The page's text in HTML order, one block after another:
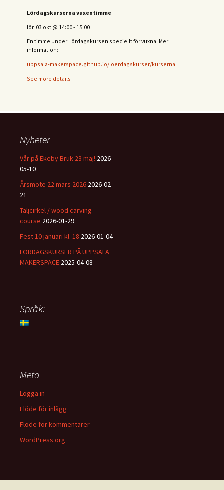
Lördagskurserna vuxentimme
lör, 03 okt @ 14:00- 15:00
En timme under Lördagskursen speciellt för vuxna. Mer
information:
uppsala-makerspace.github.io/loerdagskurser/kurserna
See more details
Nyheter
Vår på Ekeby Bruk 23 maj! 2026-
05-10
Årsmöte 22 mars 2026 2026-02-
21
Täljcirkel / wood carving
course 2026-01-29
Fest 10 januari kl. 18 2026-01-04
LÖRDAGSKURSER PÅ UPPSALA
MAKERSPACE 2025-04-08
Språk:
Meta
Logga in
Flöde för inlägg
Flöde för kommentarer
WordPress.org